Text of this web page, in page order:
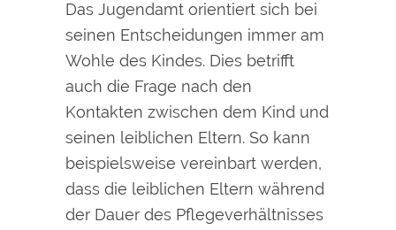
Das Jugendamt orientiert sich bei
seinen Entscheidungen immer am
Wohle des Kindes. Dies betrifft
auch die Frage nach den
Kontakten zwischen dem Kind und
seinen leiblichen Eltern. So kann
beispielsweise vereinbart werden,
dass die leiblichen Eltern während
der Dauer des Pflegeverhältnisses